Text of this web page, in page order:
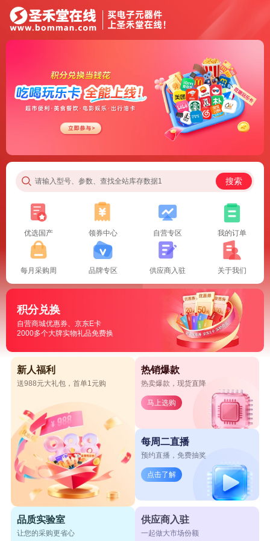
请输入型号、参数、查找全站库存数据1 搜索
优选国产 领券中心 自营专区 我的订单
每月采购周 品牌专区 供应商入驻 关于我们
积分兑换
自营商城优惠券、京东E卡
2000多个大牌实物礼品免费换
新人福利
送988元大礼包，首单1元购
热销爆款
热卖爆款，现货直降
马上选购
每周二直播
预约直播，免费抽奖
点击了解
品质实验室
让您的采购更省心
供应商入驻
一起做大市场份额